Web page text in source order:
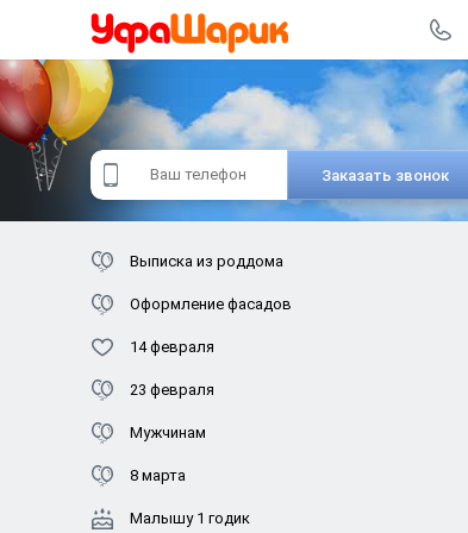
Заказать звонок
Выписка из роддома
Оформление фасадов
14 февраля
23 февраля
Мужчинам
8 марта
Малышу 1 годик